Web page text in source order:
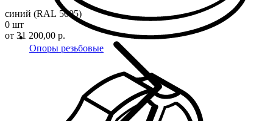
Опоры резьбовые
синий (RAL 5005)
0 шт
от 31 200,00 р.